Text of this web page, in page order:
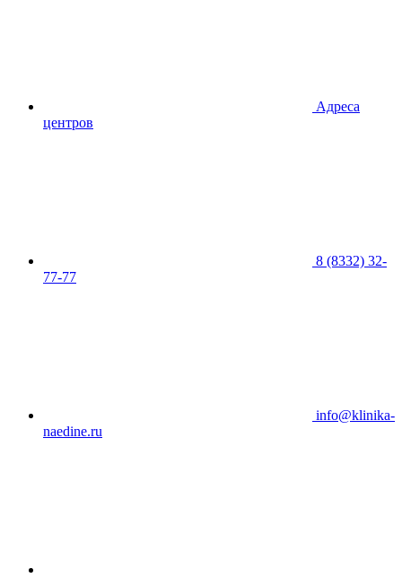
Адреса
центров
8 (8332) 32-
77-77
info@klinika-
naedine.ru